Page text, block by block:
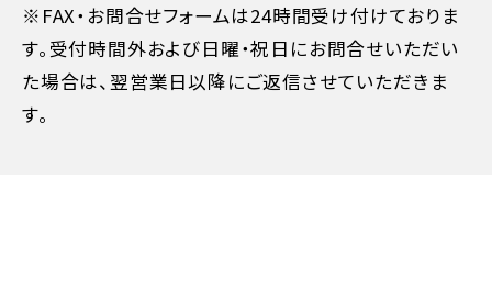
※FAX・お問合せフォームは24時間受け付けておりま
す。受付時間外および日曜・祝日にお問合せいただい
た場合は、翌営業日以降にご返信させていただきま
す。